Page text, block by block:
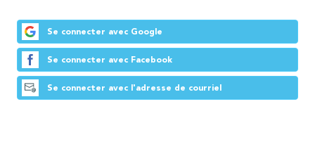
Se connecter avec Google
Se connecter avec Facebook
Se connecter avec l'adresse de courriel